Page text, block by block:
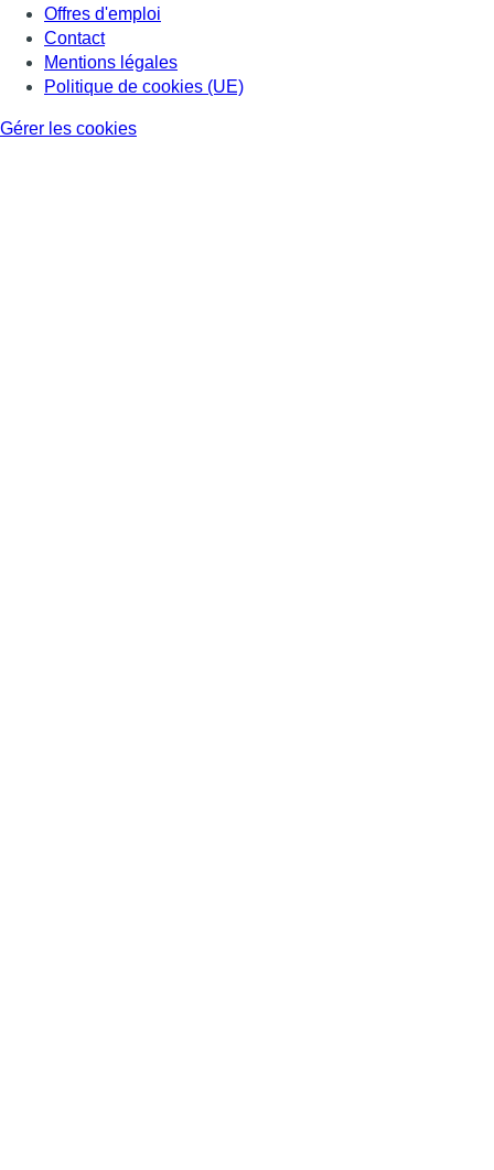
Offres d'emploi
Contact
Mentions légales
Politique de cookies (UE)
Gérer les cookies